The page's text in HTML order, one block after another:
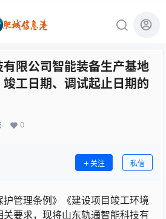
限公司智能装备生产基地
工日期、调试起止日期的
0
关注 私信
管理条例》《建设项目竣工环境
要求，现将山东轨通智能科技有